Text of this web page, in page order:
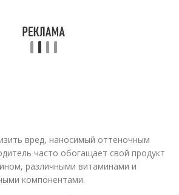
вред, наносимый оттеночным
часто обогащает свой продукт
различными витаминами и
компонентами.